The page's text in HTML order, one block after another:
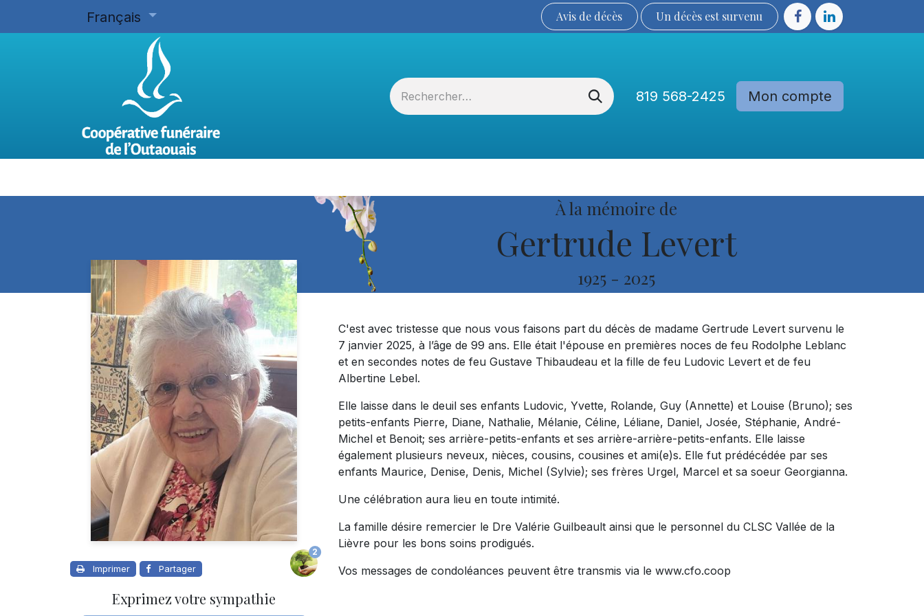
Français Avis de décès Un décès est sur​​​​​​​​ve​nu​​​​​​​​​​
819 568-2425 Mon compte
À la mémoire de
Gertrude Levert
1925 - 2025
Imprimer Partager
2
Exprimez votre sympathie
C'est avec tristesse que nous vous faisons part du décès de madame Gertrude Levert survenu le
7 janvier 2025, à l’âge de 99 ans. Elle était l'épouse en premières noces de feu Rodolphe Leblanc
et en secondes notes de feu Gustave Thibaudeau et la fille de feu Ludovic Levert et de feu
Albertine Lebel.
Elle laisse dans le deuil ses enfants Ludovic, Yvette, Rolande, Guy (Annette) et Louise (Bruno); ses
petits-enfants Pierre, Diane, Nathalie, Mélanie, Céline, Léliane, Daniel, Josée, Stéphanie, André-
Michel et Benoit; ses arrière-petits-enfants et ses arrière-arrière-petits-enfants. Elle laisse
également plusieurs neveux, nièces, cousins, cousines et ami(e)s. Elle fut prédécédée par ses
enfants Maurice, Denise, Denis, Michel (Sylvie); ses frères Urgel, Marcel et sa soeur Georgianna.
Une célébration aura lieu en toute intimité.
La famille désire remercier le Dre Valérie Guilbeault ainsi que le personnel du CLSC Vallée de la
Lièvre pour les bons soins prodigués.
Vos messages de condoléances peuvent être transmis via le www.cfo.coop